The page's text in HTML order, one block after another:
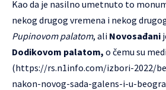
Kao da je nasilno umetnuto to
nekog drugog vremena i nekog
Pupinovom palatom, ali Novosađani
Dodikovom palatom, o čemu su
(https://rs.n1info.com/izbori-2022/
nakon-novog-sada-galens-i-u-